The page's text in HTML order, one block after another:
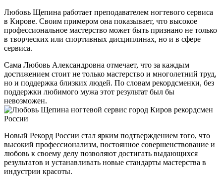
Любовь Щепина работает преподавателем ногтевого сервиса
в Кирове. Своим примером она показывает, что высокое
профессиональное мастерство может быть признано не только
в творческих или спортивных дисциплинах, но и в сфере
сервиса.
Сама Любовь Александровна отмечает, что за каждым
достижением стоит не только мастерство и многолетний труд,
но и поддержка близких людей. По словам рекордсменки, без
поддержки любимого мужа этот результат был бы
невозможен.
Новый Рекорд России стал ярким подтверждением того, что
высокий профессионализм, постоянное совершенствование и
любовь к своему делу позволяют достигать выдающихся
результатов и устанавливать новые стандарты мастерства в
индустрии красоты.